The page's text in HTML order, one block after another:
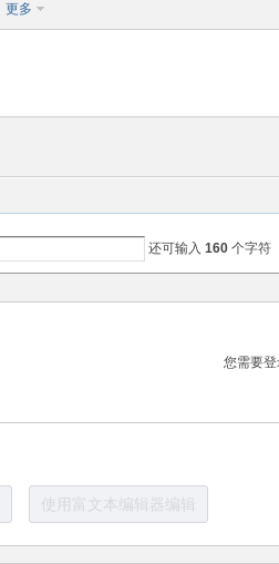
更多
还可输入 160 个字符
您需要
使用富文本编辑器编辑